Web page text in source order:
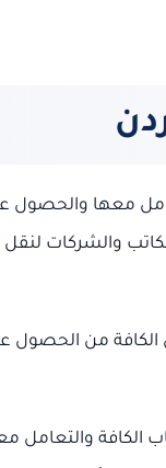
معها والحصول
والشركات لنقل
على الخدمة بالكامل وقد تصل إلى 50% حتى يتمكن الكافة من
الكافة والتعامل